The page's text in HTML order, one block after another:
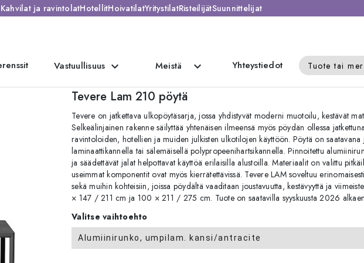
Kahvilat ja ravintolatHotellitHoivatilatYritystilatRisteilijätSuunnittelijat
Vastuullisuus expand_more Meistä expand_more Yhteystiedot Tuote tai
Tevere Lam 210 pöytä
Tevere on jatkettava ulkopöytäsarja, jossa yhdistyvät moderni muotoilu, kestävät
Selkeälinjainen rakenne säilyttää yhtenäisen ilmeensä myös pöydän ollessa
ravintoloiden, hotellien ja muiden julkisten ulkotilojen käyttöön. Pöytä on saatavana
laminaattikannella tai sälemäisellä polypropeenihartsikannella. Pinnoitettu
ja säädettävät jalat helpottavat käyttöä erilaisilla alustoilla. Materiaalit on valittu
useimmat komponentit ovat myös kierrätettävissä. Tevere LAM soveltuu
sekä muihin kohteisiin, joissa pöydältä vaaditaan joustavuutta, kestävyyttä ja
× 147 / 211 cm ja 100 × 211 / 275 cm. Tuote on saatavilla syyskuusta 2026
Valitse vaihtoehto
Alumiinirunko, umpilam. kansi/antracite